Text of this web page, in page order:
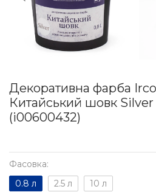
Декоративна фарба
Китайський шовк Silver
(i00600432)
Фасовка:
0.8 л
2.5 л 10 л